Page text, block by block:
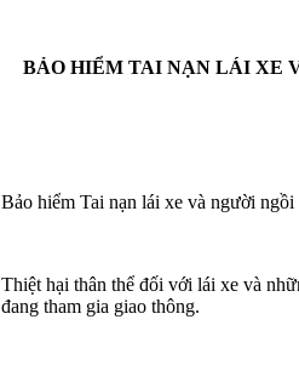
BẢO HIỂM TAI NẠN LÁI XE
Bảo hiểm Tai nạn lái xe và người
Thiệt hại thân thể đối với lái xe và
đang tham gia giao thông.